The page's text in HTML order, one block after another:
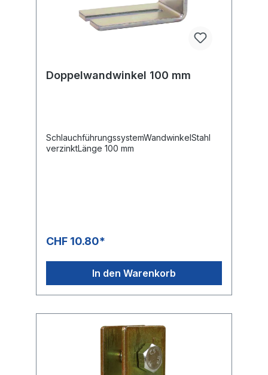
Doppelwandwinkel 100 mm
SchlauchführungssystemWandwinkelStahl
verzinktLänge 100 mm
CHF 10.80*
In den Warenkorb